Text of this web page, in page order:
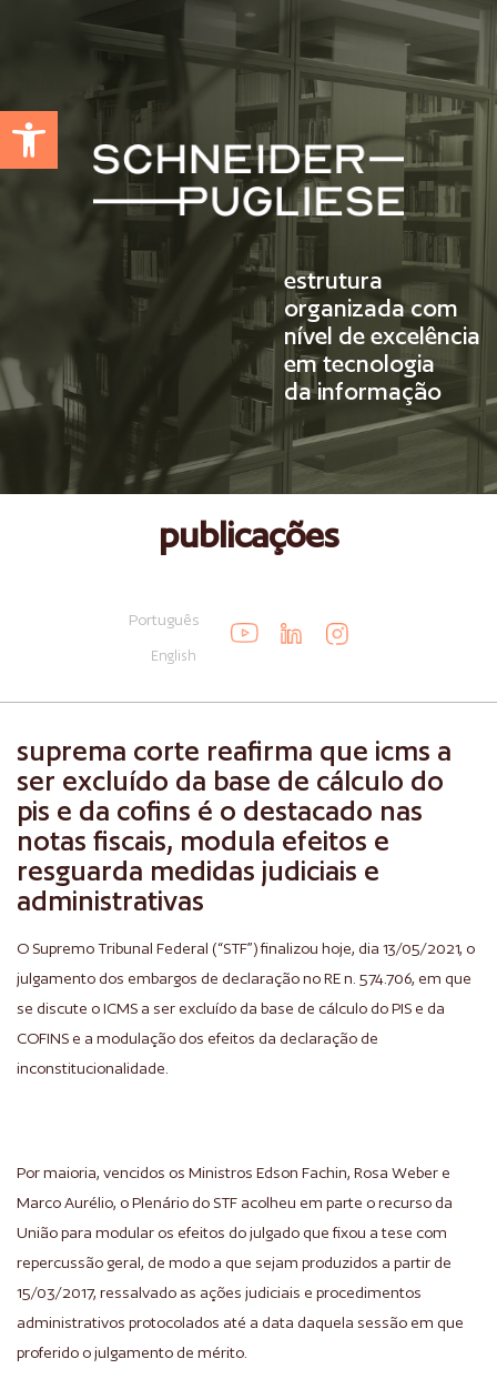
Abrir a barra de ferramentas
estrutura
organizada com
nível de excelência
em tecnologia
da informação
publicações
Português
English
suprema corte reafirma que icms a
ser excluído da base de cálculo do
pis e da cofins é o destacado nas
notas fiscais, modula efeitos e
resguarda medidas judiciais e
administrativas
O Supremo Tribunal Federal (“STF”) finalizou hoje, dia 13/05/2021, o
julgamento dos embargos de declaração no RE n. 574.706, em que
se discute o ICMS a ser excluído da base de cálculo do PIS e da
COFINS e a modulação dos efeitos da declaração de
inconstitucionalidade.
Por maioria, vencidos os Ministros Edson Fachin, Rosa Weber e
Marco Aurélio, o Plenário do STF acolheu em parte o recurso da
União para modular os efeitos do julgado que fixou a tese com
repercussão geral, de modo a que sejam produzidos a partir de
15/03/2017, ressalvado as ações judiciais e procedimentos
administrativos protocolados até a data daquela sessão em que
proferido o julgamento de mérito.